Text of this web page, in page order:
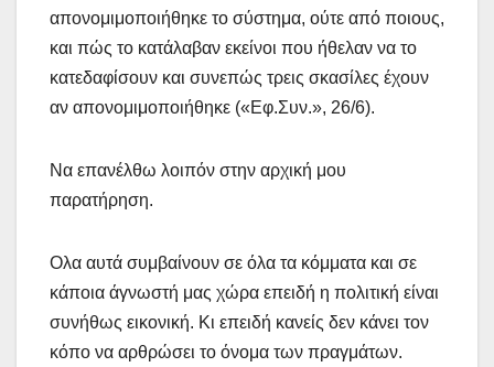
απονομιμοποιήθηκε το σύστημα, ούτε από ποιους,
και πώς το κατάλαβαν εκείνοι που ήθελαν να το
κατεδαφίσουν και συνεπώς τρεις σκασίλες έχουν
αν απονομιμοποιήθηκε («Εφ.Συν.», 26/6).
Να επανέλθω λοιπόν στην αρχική μου
παρατήρηση.
Ολα αυτά συμβαίνουν σε όλα τα κόμματα και σε
κάποια άγνωστή μας χώρα επειδή η πολιτική είναι
συνήθως εικονική. Κι επειδή κανείς δεν κάνει τον
κόπο να αρθρώσει το όνομα των πραγμάτων.